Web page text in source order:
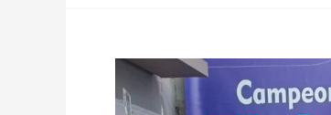
RESULTADOS
DA